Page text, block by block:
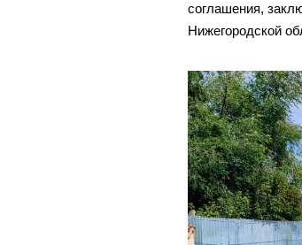
соглашения,
Нижегородской